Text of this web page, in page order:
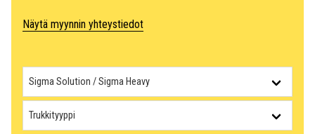
Näytä myynnin yhteystiedot